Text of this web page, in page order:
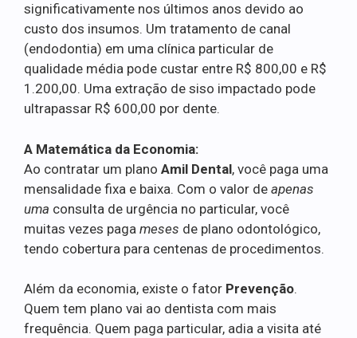
significativamente nos últimos anos devido ao
custo dos insumos. Um tratamento de canal
(endodontia) em uma clínica particular de
qualidade média pode custar entre R$ 800,00 e R$
1.200,00. Uma extração de siso impactado pode
ultrapassar R$ 600,00 por dente.
A Matemática da Economia:
Ao contratar um plano Amil Dental, você paga uma
mensalidade fixa e baixa. Com o valor de apenas
uma consulta de urgência no particular, você
muitas vezes paga meses de plano odontológico,
tendo cobertura para centenas de procedimentos.
Além da economia, existe o fator Prevenção.
Quem tem plano vai ao dentista com mais
frequência. Quem paga particular, adia a visita até